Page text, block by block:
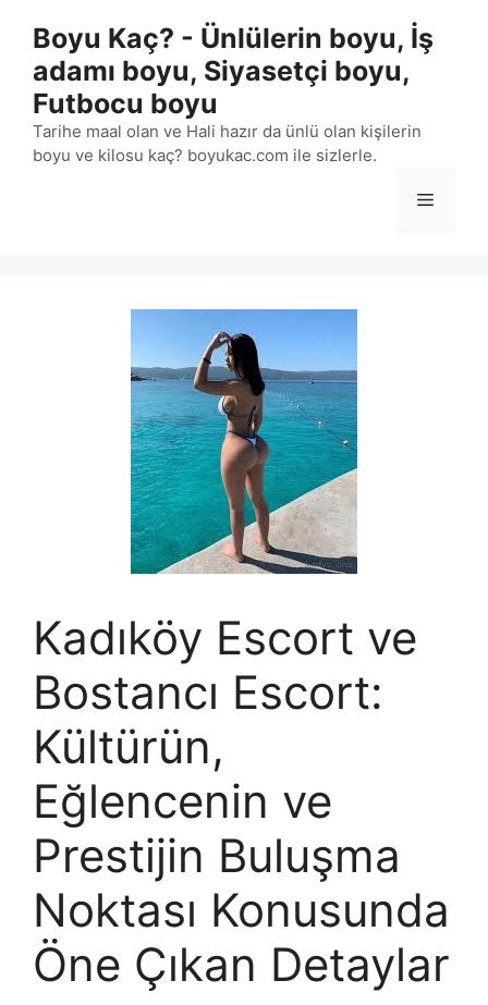
Boyu Kaç? - Ünlülerin boyu, İş
adamı boyu, Siyasetçi boyu,
Futbocu boyu
Tarihe maal olan ve Hali hazır da ünlü olan kişilerin
boyu ve kilosu kaç? boyukac.com ile sizlerle.
Menü
Kadıköy Escort ve
Bostancı Escort:
Kültürün,
Eğlencenin ve
Prestijin Buluşma
Noktası Konusunda
Öne Çıkan Detaylar